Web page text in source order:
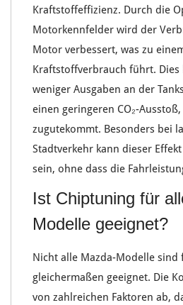
Kraftstoffeffizienz. Durch die
Motorkennfelder wird der
Motor verbessert, was zu
Kraftstoffverbrauch führt.
weniger Ausgaben an der
einen geringeren CO₂-Ausstoß
zugutekommt. Besonders bei
Stadtverkehr kann dieser
sein, ohne dass die
Ist Chiptuning für
Modelle geeignet?
Nicht alle Mazda-Modelle sind
gleichermaßen geeignet. Die
von zahlreichen Faktoren ab,